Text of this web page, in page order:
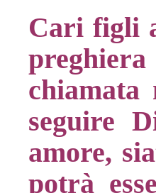
Cari figli
seguire
amore,
potrà